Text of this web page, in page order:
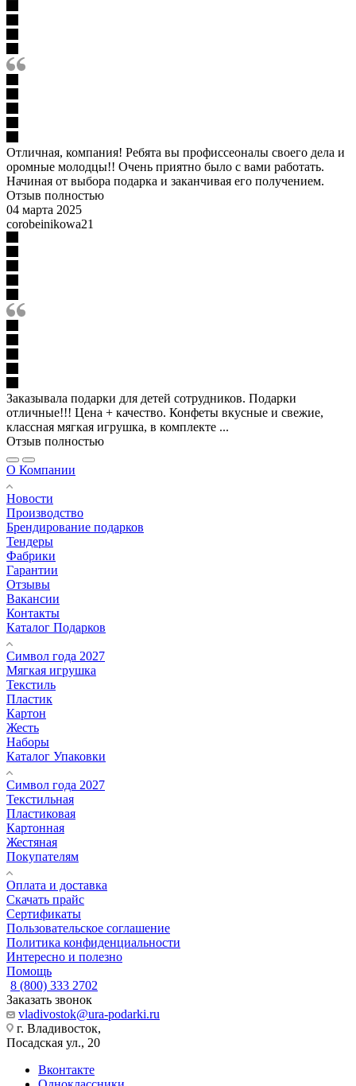
Отличная, компания! Ребята вы профиссеоналы своего дела и
оромные молодцы!! Очень приятно было с вами работать.
Начиная от выбора подарка и заканчивая его получением.
Отзыв полностью
04 марта 2025
corobeinikowa21
Заказывала подарки для детей сотрудников. Подарки
отличные!!! Цена + качество. Конфеты вкусные и свежие,
классная мягкая игрушка, в комплекте ...
Отзыв полностью
О Компании
Новости
Производство
Брендирование подарков
Тендеры
Фабрики
Гарантии
Отзывы
Вакансии
Контакты
Каталог Подарков
Символ года 2027
Мягкая игрушка
Текстиль
Пластик
Картон
Жесть
Наборы
Каталог Упаковки
Символ года 2027
Текстильная
Пластиковая
Картонная
Жестяная
Покупателям
Оплата и доставка
Скачать прайс
Сертификаты
Пользовательское соглашение
Политика конфиденциальности
Интересно и полезно
Помощь
8 (800) 333 2702
Заказать звонок
vladivostok@ura-podarki.ru
г. Владивосток,
Посадская ул., 20
Вконтакте